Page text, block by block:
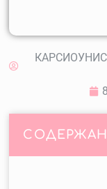
КАРСИОУНИС